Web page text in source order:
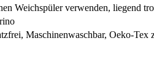
Weichspüler verwenden, liegend
Maschinenwaschbar, Oeko-Tex